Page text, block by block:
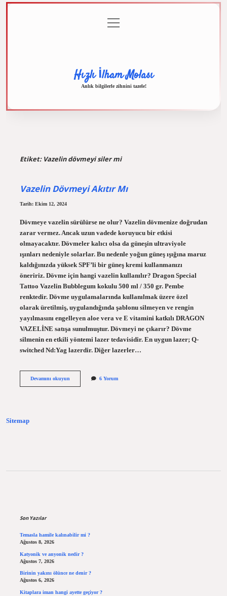
menüyü
aç
Hızlı İlham Molası
Anlık bilgilerle zihnini tazele!
Etiket: Vazelin dövmeyi siler mi
Vazelin Dövmeyi Akıtır Mı
Tarih: Ekim 12, 2024
Dövmeye vazelin sürülürse ne olur? Vazelin dövmenize doğrudan
zarar vermez. Ancak uzun vadede koruyucu bir etkisi
olmayacaktır. Dövmeler kalıcı olsa da güneşin ultraviyole
ışınları nedeniyle solarlar. Bu nedenle yoğun güneş ışığına maruz
kaldığınızda yüksek SPF’li bir güneş kremi kullanmanızı
öneririz. Dövme için hangi vazelin kullanılır? Dragon Special
Tattoo Vazelin Bubblegum kokulu 500 ml / 350 gr. Pembe
renktedir. Dövme uygulamalarında kullanılmak üzere özel
olarak üretilmiş, uygulandığında şablonu silmeyen ve rengin
yayılmasını engelleyen aloe vera ve E vitamini katkılı DRAGON
VAZELİNE satışa sunulmuştur. Dövmeyi ne çıkarır? Dövme
silmenin en etkili yöntemi lazer tedavisidir. En uygun lazer; Q-
switched Nd:Yag lazerdir. Diğer lazerler…
Devamını okuyunVazelin
6 Yorum
Sitemap
Son Yazılar
Temasla hamile kalınabilir mi ?
Ağustos 8, 2026
Katyonik ve anyonik nedir ?
Ağustos 7, 2026
Birinin yakını ölünce ne denir ?
Ağustos 6, 2026
Kitaplara iman hangi ayette geçiyor ?